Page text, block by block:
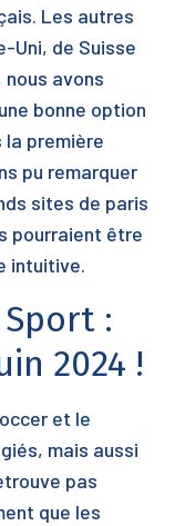
Les autres
Uni, de Suisse
avons
bonne option
la première
pu remarquer
sites de paris
pourraient être
intuitive.
:
2024 !
et le
mais aussi
pas
que les